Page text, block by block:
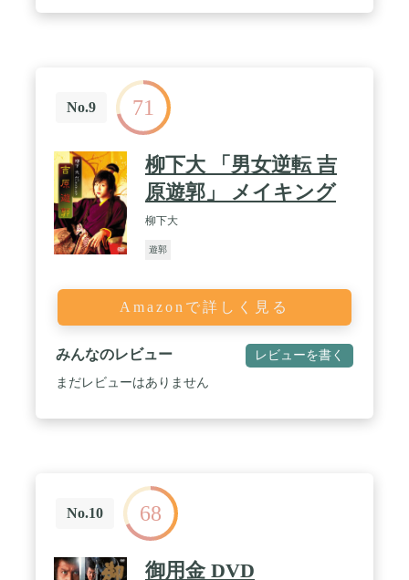
No.9 71
柳下大 「男女逆転 吉
原遊郭」 メイキング
柳下大
遊郭
Amazonで詳しく見る
みんなのレビュー レビューを書く
まだレビューはありません
No.10 68
御用金 DVD